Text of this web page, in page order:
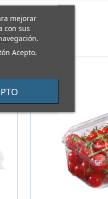
mejorar
con sus
Acepto.